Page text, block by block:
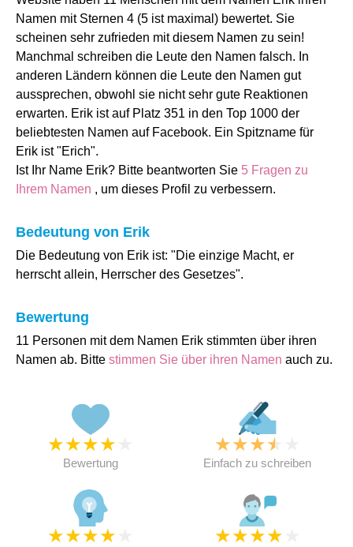
Namen mit Sternen 4 (5 ist maximal) bewertet. Sie
scheinen sehr zufrieden mit diesem Namen zu sein!
Manchmal schreiben die Leute den Namen falsch. In
anderen Ländern können die Leute den Namen gut
aussprechen, obwohl sie nicht sehr gute Reaktionen
erwarten. Erik ist auf Platz 351 in den Top 1000 der
beliebtesten Namen auf Facebook. Ein Spitzname für
Erik ist "Erich".
Ist Ihr Name Erik? Bitte beantworten Sie 5 Fragen zu
Ihrem Namen , um dieses Profil zu verbessern.
Bedeutung von Erik
Die Bedeutung von Erik ist: "Die einzige Macht, er
herrscht allein, Herrscher des Gesetzes".
Bewertung
11 Personen mit dem Namen Erik stimmten über ihren
Namen ab. Bitte stimmen Sie über ihren Namen auch zu.
★★★★
Bewertung
★★★★
Einfach zu schreiben
★★★★ ★★★★